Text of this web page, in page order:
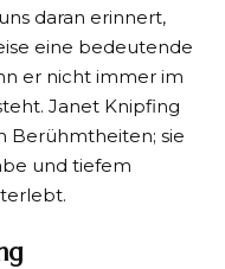
daran erinnert,
eine bedeutende
er nicht immer im
Janet Knipfing
Berühmtheiten; sie
und tiefem